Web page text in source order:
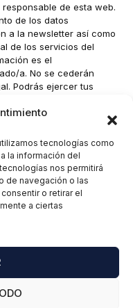
tecnologías como
la información del
nos permitirá
de navegación o las
o retirar el
a ciertas
responsable de esta web.
de los datos
a la newsletter así como
de los servicios del
es el
a. No se cederán
Podrás ejercer tus
, así como el
la autoridad de
adicional y detallada
de Privacidad que
privacidad*